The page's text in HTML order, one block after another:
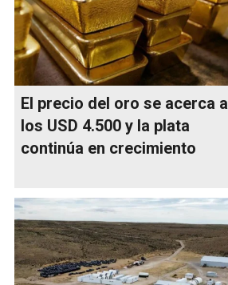
El precio del oro se acerca a
los USD 4.500 y la plata
continúa en crecimiento